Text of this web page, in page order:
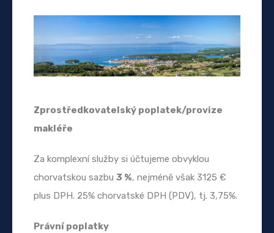
Zprostředkovatelský poplatek/provize
makléře
Za komplexní služby si účtujeme obvyklou
chorvatskou sazbu 3 %, nejméně však 3125 €
plus DPH. 25% chorvatské DPH (PDV), tj. 3,75%.
Právní poplatky